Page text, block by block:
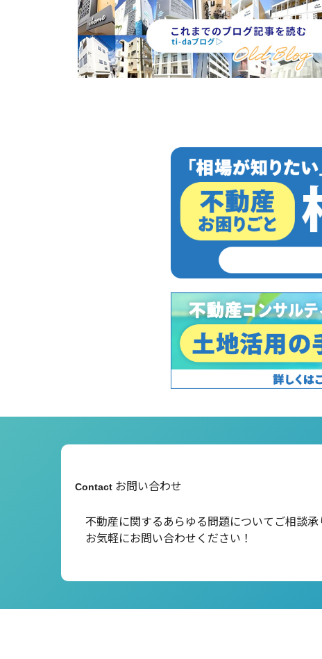
Contact お問い合わせ
不動産に関するあらゆる問題についてご相談承
お気軽にお問い合わせください！